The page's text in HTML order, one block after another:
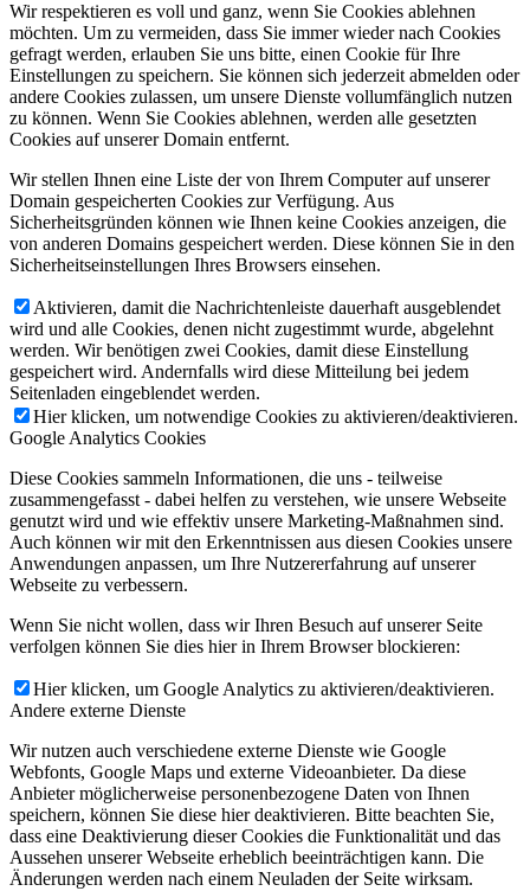
Wir respektieren es voll und ganz, wenn Sie Cookies ablehnen
möchten. Um zu vermeiden, dass Sie immer wieder nach Cookies
gefragt werden, erlauben Sie uns bitte, einen Cookie für Ihre
Einstellungen zu speichern. Sie können sich jederzeit abmelden oder
andere Cookies zulassen, um unsere Dienste vollumfänglich nutzen
zu können. Wenn Sie Cookies ablehnen, werden alle gesetzten
Cookies auf unserer Domain entfernt.
Wir stellen Ihnen eine Liste der von Ihrem Computer auf unserer
Domain gespeicherten Cookies zur Verfügung. Aus
Sicherheitsgründen können wie Ihnen keine Cookies anzeigen, die
von anderen Domains gespeichert werden. Diese können Sie in den
Sicherheitseinstellungen Ihres Browsers einsehen.
Aktivieren, damit die Nachrichtenleiste dauerhaft ausgeblendet
wird und alle Cookies, denen nicht zugestimmt wurde, abgelehnt
werden. Wir benötigen zwei Cookies, damit diese Einstellung
gespeichert wird. Andernfalls wird diese Mitteilung bei jedem
Seitenladen eingeblendet werden.
Hier klicken, um notwendige Cookies zu aktivieren/deaktivieren.
Google Analytics Cookies
Diese Cookies sammeln Informationen, die uns - teilweise
zusammengefasst - dabei helfen zu verstehen, wie unsere Webseite
genutzt wird und wie effektiv unsere Marketing-Maßnahmen sind.
Auch können wir mit den Erkenntnissen aus diesen Cookies unsere
Anwendungen anpassen, um Ihre Nutzererfahrung auf unserer
Webseite zu verbessern.
Wenn Sie nicht wollen, dass wir Ihren Besuch auf unserer Seite
verfolgen können Sie dies hier in Ihrem Browser blockieren:
Hier klicken, um Google Analytics zu aktivieren/deaktivieren.
Andere externe Dienste
Wir nutzen auch verschiedene externe Dienste wie Google
Webfonts, Google Maps und externe Videoanbieter. Da diese
Anbieter möglicherweise personenbezogene Daten von Ihnen
speichern, können Sie diese hier deaktivieren. Bitte beachten Sie,
dass eine Deaktivierung dieser Cookies die Funktionalität und das
Aussehen unserer Webseite erheblich beeinträchtigen kann. Die
Änderungen werden nach einem Neuladen der Seite wirksam.